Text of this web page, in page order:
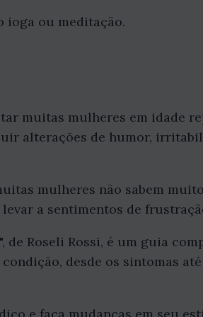
ioga ou meditação.
muitas mulheres em idade
alterações de humor,
mulheres não sabem
a sentimentos de
Roseli Rossi, é um guia
desde os sintomas